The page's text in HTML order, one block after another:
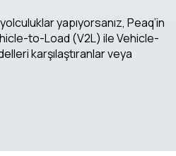
yapıyorsanız, Peaq’in
to-Load (V2L) ile Vehicle-
karşılaştıranlar veya